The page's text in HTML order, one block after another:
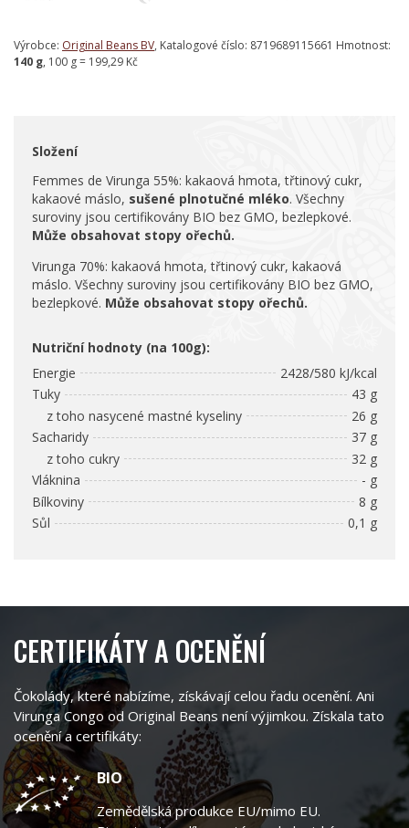
Výrobce: Original Beans BV, Katalogové číslo: 8719689115661 Hmotnost:
140 g, 100 g = 199,29 Kč
Složení
Femmes de Virunga 55%: kakaová hmota, třtinový cukr,
kakaové máslo, sušené plnotučné mléko. Všechny
suroviny jsou certifikovány BIO bez GMO, bezlepkové.
Může obsahovat stopy ořechů.
Virunga 70%: kakaová hmota, třtinový cukr, kakaová
máslo. Všechny suroviny jsou certifikovány BIO bez GMO,
bezlepkové. Může obsahovat stopy ořechů.
Nutriční hodnoty (na 100g):
Energie
2428/580 kJ/kcal
Tuky
43 g
z toho nasycené mastné kyseliny
26 g
Sacharidy
37 g
z toho cukry
32 g
Vláknina
- g
Bílkoviny
8 g
Sůl
0,1 g
CERTIFIKÁTY A OCENĚNÍ
Čokolády, které nabízíme, získávají celou řadu ocenění. Ani
Virunga Congo od Original Beans není výjimkou. Získala tato
ocenění a certifikáty:
BIO
Zemědělská produkce EU/mimo EU.